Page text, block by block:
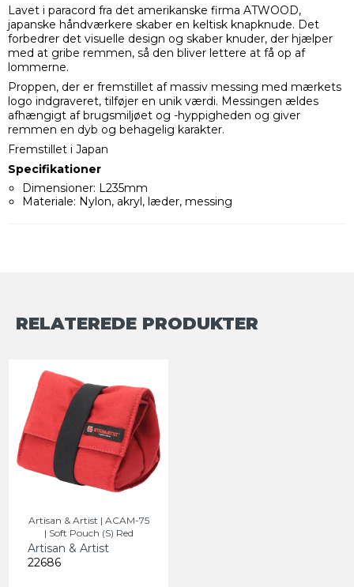
Lavet i paracord fra det amerikanske firma ATWOOD,
japanske håndværkere skaber en keltisk knapknude. Det
forbedrer det visuelle design og skaber knuder, der hjælper
med at gribe remmen, så den bliver lettere at få op af
lommerne.
Proppen, der er fremstillet af massiv messing med mærkets
logo indgraveret, tilføjer en unik værdi. Messingen ældes
afhængigt af brugsmiljøet og -hyppigheden og giver
remmen en dyb og behagelig karakter.
Fremstillet i Japan
Specifikationer
Dimensioner: L235mm
Materiale: Nylon, akryl, læder, messing
RELATEREDE PRODUKTER
Artisan & Artist | ACAM-75
| Soft Pouch (S) Red
Artisan & Artist
22686